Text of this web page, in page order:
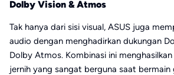
Dolby Vision & Atmos
Tak hanya dari sisi visual, ASUS juga
audio dengan menghadirkan dukungan
Dolby Atmos. Kombinasi ini
jernih yang sangat berguna saat bermain